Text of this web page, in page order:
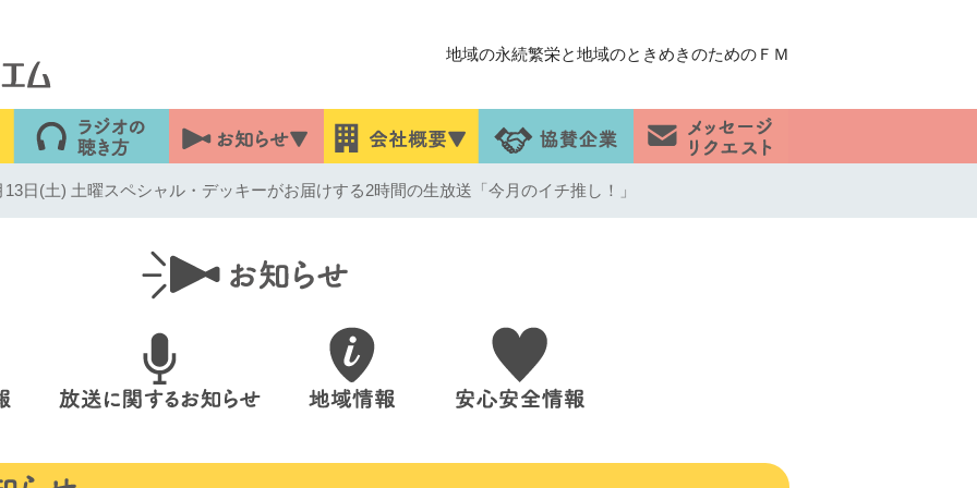
地域の永続繁栄と地域のときめきのためのＦＭ
日(土) 土曜スペシャル・デッキーがお届けする2時間の生放送「今月のイチ推し！」